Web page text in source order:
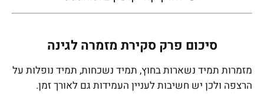
סיכום פרק סקירת מזמרה לגינה
מזמרות תמיד נשארות בחוץ, תמיד נשכחות, תמיד נופלות על
הרצפה ולכן יש חשיבות לעניין העמידות גם לאורך זמן.